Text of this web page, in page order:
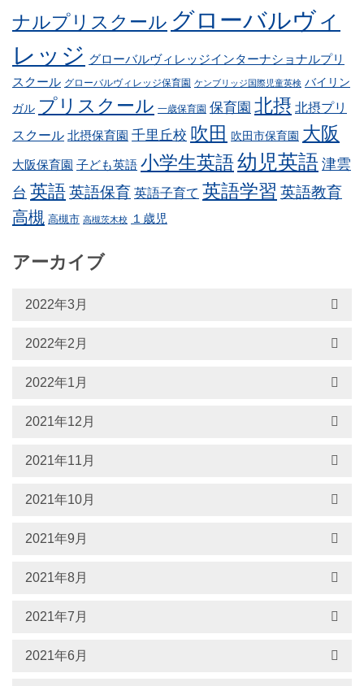
ナルプリスクール グローバルヴィ
レッジ グローバルヴィレッジインターナショナルプリ
スクール グローバルヴィレッジ保育園 ケンブリッジ国際児童英検 バイリン
ガル プリスクール 一歳保育園 保育園 北摂 北摂プリ
スクール 北摂保育園 千里丘校 吹田 吹田市保育園 大阪
大阪保育園 子ども英語 小学生英語幼児英語 津雲
台 英語英語保育 英語子育て 英語学習 英語教育
高槻 高槻市 高槻茨木校 １歳児
アーカイブ
2022年3月
2022年2月
2022年1月
2021年12月
2021年11月
2021年10月
2021年9月
2021年8月
2021年7月
2021年6月